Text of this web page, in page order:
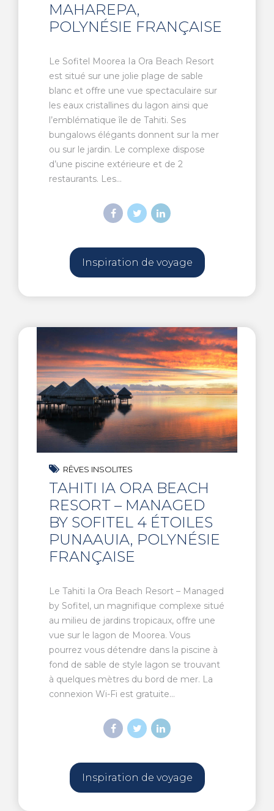
MAHAREPA,
POLYNÉSIE FRANÇAISE
Le Sofitel Moorea Ia Ora Beach Resort
est situé sur une jolie plage de sable
blanc et offre une vue spectaculaire sur
les eaux cristallines du lagon ainsi que
l’emblématique île de Tahiti. Ses
bungalows élégants donnent sur la mer
ou sur le jardin. Le complexe dispose
d’une piscine extérieure et de 2
restaurants. Les...
Inspiration de voyage
RÊVES INSOLITES
TAHITI IA ORA BEACH
RESORT – MANAGED
BY SOFITEL 4 ÉTOILES
PUNAAUIA, POLYNÉSIE
FRANÇAISE
Le Tahiti Ia Ora Beach Resort – Managed
by Sofitel, un magnifique complexe situé
au milieu de jardins tropicaux, offre une
vue sur le lagon de Moorea. Vous
pourrez vous détendre dans la piscine à
fond de sable de style lagon se trouvant
à quelques mètres du bord de mer. La
connexion Wi-Fi est gratuite...
Inspiration de voyage